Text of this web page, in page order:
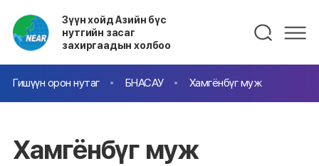
Зүүн хойд Азийн бүс
нутгийн засаг
захиргаадын холбоо
Гишүүн орон нутаг БНАСАУ Хамгёнбүг муж
Хамгёнбүг муж